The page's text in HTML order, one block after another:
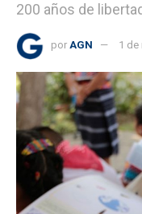
200 años de
por AGN 1 de